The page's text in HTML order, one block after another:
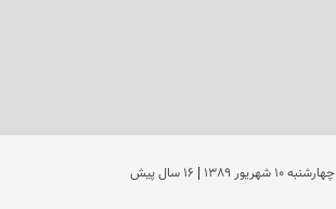
چهارشنبه 10 شهريور 1389 | 16 سال پیش